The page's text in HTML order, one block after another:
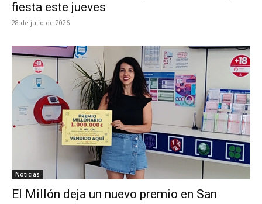
fiesta este jueves
28 de julio de 2026
Noticias
El Millón deja un nuevo premio en San